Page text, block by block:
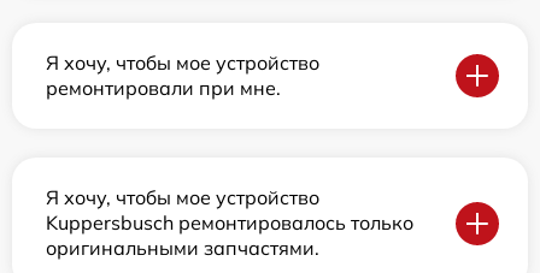
Я хочу, чтобы мое устройство
ремонтировали при мне.
Я хочу, чтобы мое устройство
Kuppersbusch ремонтировалось только
оригинальными запчастями.